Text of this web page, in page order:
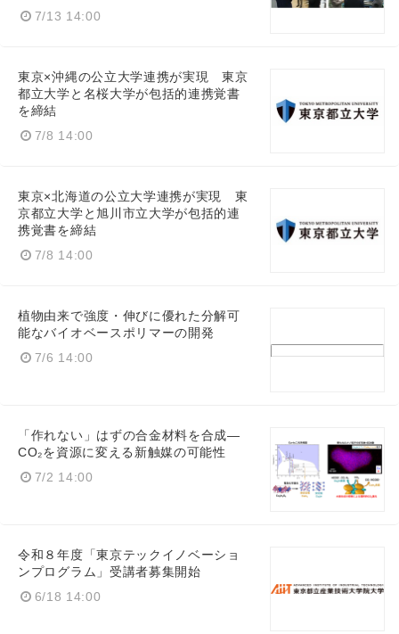
7/13 14:00
東京×沖縄の公立大学連携が実現 東京
都立大学と名桜大学が包括的連携覚書
を締結
7/8 14:00
東京×北海道の公立大学連携が実現 東
京都立大学と旭川市立大学が包括的連
携覚書を締結
7/8 14:00
植物由来で強度・伸びに優れた分解可
能なバイオベースポリマーの開発
7/6 14:00
「作れない」はずの合金材料を合成—
CO₂を資源に変える新触媒の可能性
7/2 14:00
令和８年度「東京テックイノベーショ
ンプログラム」受講者募集開始
6/18 14:00